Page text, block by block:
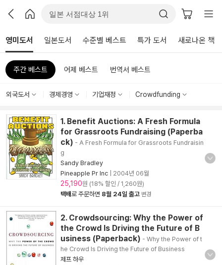
영미도서 일본도서 수준별 베스트 특가 도서 새로나온 책
주간 베스트 어제 베스트 번역서 베스트
외국도서 경제경영 기업재정 Crowdfunding
1. Benefit Auctions: A Fresh Formula
for Grassroots Fundraising (Paperba
ck) - A Fresh Formula for Grassroots Fundraisin
g
Sandy Bradley
Pineapple Pr Inc
2004년 06월
25,190원 (18% 할인 / 1,260원)
택배로 주문하면 8월 24일 출고 변경
2. Crowdsourcing: Why the Power of
the Crowd Is Driving the Future of B
usiness (Paperback) - Why the Power of t
he Crowd Is Driving the Future of Business
제프 하우